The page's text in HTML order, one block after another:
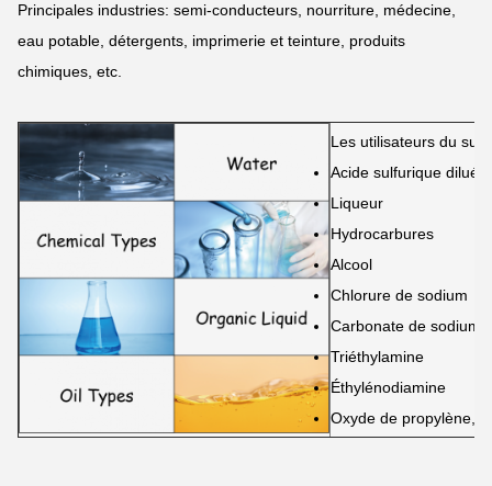
Principales industries: semi-conducteurs, nourriture, médecine,
eau potable, détergents, imprimerie et teinture, produits
chimiques, etc.
Les utilisateurs du
Acide sulfurique dilué
Liqueur
Hydrocarbures
Alcool
Chlorure de sodium
Carbonate de sodium
Triéthylamine
Éthylénodiamine
Oxyde de propylène,